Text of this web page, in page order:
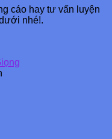
cáo hay tư vấn luyện
nhé!.